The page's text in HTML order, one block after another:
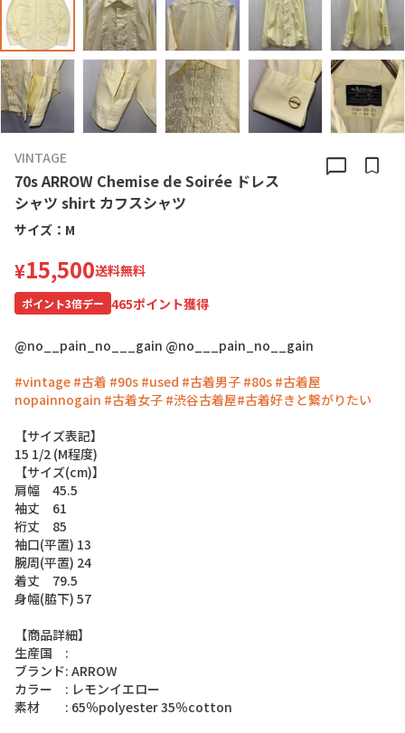
VINTAGE
70s ARROW Chemise de Soirée ドレス
シャツ shirt カフスシャツ
chat_bubble bookmark
サイズ： M
¥15,500送料無料
ポイント3倍デー 465ポイント獲得
@no__pain_no___gain @no___pain_no__gain
#vintage #古着 #90s #used #古着男子 #80s #古着屋
nopainnogain #古着女子 #渋谷古着屋#古着好きと繋がりたい
【サイズ表記】
15 1/2 (M程度)
【サイズ(cm)】
肩幅 45.5
袖丈 61
裄丈 85
袖口(平置) 13
腕周(平置) 24
着丈 79.5
身幅(脇下) 57
【商品詳細】
生産国
:
ブラ ン ド: ARROW
カラー : レモンイエロー
素材 : 65％polyester35％cotton